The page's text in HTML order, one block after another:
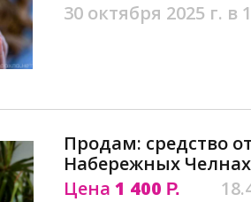
30 октября 2025 г. в
Продам: средство
Набережных Челнах
Цена 1 400 Р.